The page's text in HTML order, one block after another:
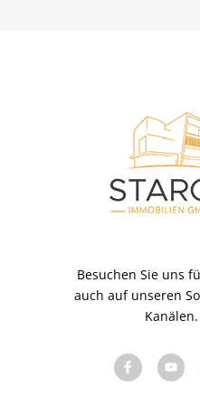
Immobilienkauf –
Kennen Sie schon
Bewertung ?
Verkauf einer
sind wichtig.
Standorte
Unser Team
Kooperation
Besuchen Sie uns
auch auf unseren
Kanälen.